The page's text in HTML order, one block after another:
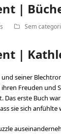
|
Sem
|
seiner
Freuden und
Das erste Buch
sie sich anfühlte